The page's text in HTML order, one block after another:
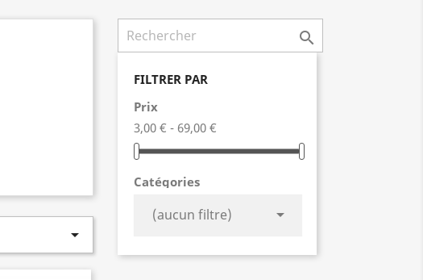


FILTRER PAR
Prix
3,00 € - 69,00 €
Catégories
(aucun filtre) 